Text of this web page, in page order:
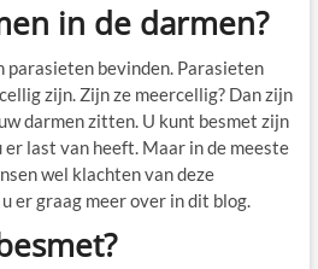
in de darmen?
parasieten bevinden. Parasieten
zijn. Zijn ze meercellig? Dan zijn
darmen zitten. U kunt besmet zijn
last van heeft. Maar in de meeste
wel klachten van deze
er graag meer over in dit blog.